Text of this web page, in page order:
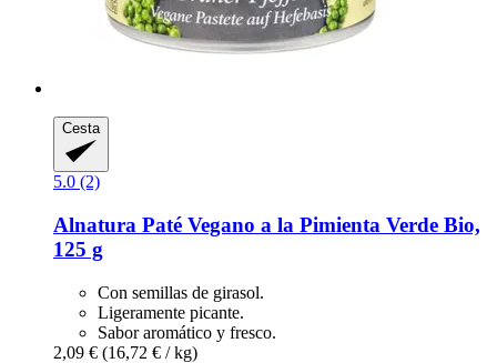
Cesta
5.0 (2)
Alnatura Paté Vegano a la Pimienta Verde Bio,
125 g
Con semillas de girasol.
Ligeramente picante.
Sabor aromático y fresco.
2,09 € (16,72 € / kg)